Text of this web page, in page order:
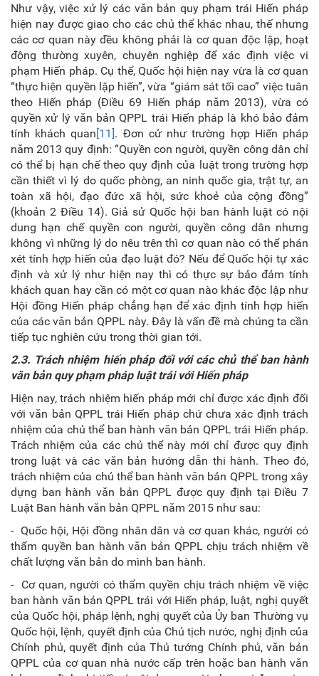
Như vậy, việc xử lý các văn bản quy phạm trái Hiến pháp
hiện nay được giao cho các chủ thể khác nhau, thế nhưng
các cơ quan này đều không phải là cơ quan độc lập, hoạt
động thường xuyên, chuyên nghiệp để xác định việc vi
phạm Hiến pháp. Cụ thể, Quốc hội hiện nay vừa là cơ quan
“thực hiện quyền lập hiến”, vừa “giám sát tối cao” việc tuân
theo Hiến pháp (Điều 69 Hiến pháp năm 2013), vừa có
quyền xử lý văn bản QPPL trái Hiến pháp là khó bảo đảm
tính khách quan[11]. Đơn cử như trường hợp Hiến pháp
năm 2013 quy định: “Quyền con người, quyền công dân chỉ
có thể bị hạn chế theo quy định của luật trong trường hợp
cần thiết vì lý do quốc phòng, an ninh quốc gia, trật tự, an
toàn xã hội, đạo đức xã hội, sức khoẻ của cộng đồng”
(khoản 2 Điều 14). Giả sử Quốc hội ban hành luật có nội
dung hạn chế quyền con người, quyền công dân nhưng
không vì những lý do nêu trên thì cơ quan nào có thể phán
xét tính hợp hiến của đạo luật đó? Nếu để Quốc hội tự xác
định và xử lý như hiện nay thì có thực sự bảo đảm tính
khách quan hay cần có một cơ quan nào khác độc lập như
Hội đồng Hiến pháp chẳng hạn để xác định tính hợp hiến
của các văn bản QPPL này. Đây là vấn đề mà chúng ta cần
tiếp tục nghiên cứu trong thời gian tới.
2.3. Trách nhiệm hiến pháp đối với các chủ thể ban hành
văn bản quy phạm pháp luật trái với Hiến pháp
Hiện nay, trách nhiệm hiến pháp mới chỉ được xác định đối
với văn bản QPPL trái Hiến pháp chứ chưa xác định trách
nhiệm của chủ thể ban hành văn bản QPPL trái Hiến pháp.
Trách nhiệm của các chủ thể này mới chỉ được quy định
trong luật và các văn bản hướng dẫn thi hành. Theo đó,
trách nhiệm của chủ thể ban hành văn bản QPPL trong xây
dựng ban hành văn bản QPPL được quy định tại Điều 7
Luật Ban hành văn bản QPPL năm 2015 như sau:
- Quốc hội, Hội đồng nhân dân và cơ quan khác, người có
thẩm quyền ban hành văn bản QPPL chịu trách nhiệm về
chất lượng văn bản do mình ban hành.
- Cơ quan, người có thẩm quyền chịu trách nhiệm về việc
ban hành văn bản QPPL trái với Hiến pháp, luật, nghị quyết
của Quốc hội, pháp lệnh, nghị quyết của Ủy ban Thường vụ
Quốc hội, lệnh, quyết định của Chủ tịch nước, nghị định của
Chính phủ, quyết định của Thủ tướng Chính phủ, văn bản
QPPL của cơ quan nhà nước cấp trên hoặc ban hành văn